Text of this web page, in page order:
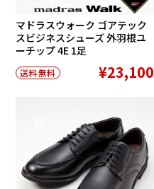
マドラスウォーク ゴアテック
スビジネスシューズ 外羽根ユ
ーチップ 4E 1足
送料無料 ¥23,100